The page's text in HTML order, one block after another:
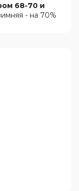
68-70 и
- на 70%